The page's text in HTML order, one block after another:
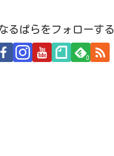
るぱらをフォローする
0